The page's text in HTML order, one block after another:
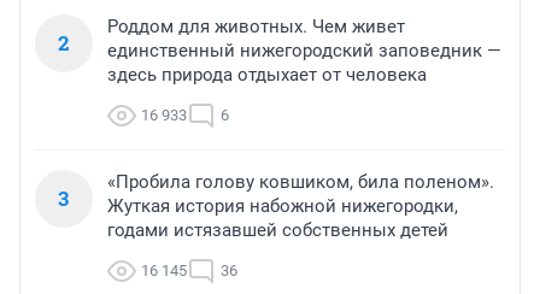
2
Роддом для животных. Чем живет
единственный нижегородский заповедник —
здесь природа отдыхает от человека
16 933 6
3
«Пробила голову ковшиком, била поленом».
Жуткая история набожной нижегородки,
годами истязавшей собственных детей
16 145 36